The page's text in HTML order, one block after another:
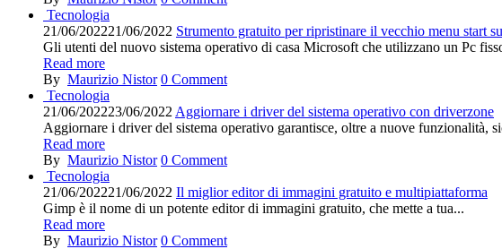
Tecnologia
21/06/202221/06/2022 Strumento gratuito per ripristinare il vecchio menu start
Gli utenti del nuovo sistema operativo di casa Microsoft che utilizzano un Pc
Read more
By Maurizio Nistor 0 Comment
Tecnologia
21/06/202223/06/2022 Aggiornare i driver del sistema operativo con driverzone
Aggiornare i driver del sistema operativo garantisce, oltre a nuove funzionalità,
Read more
By Maurizio Nistor 0 Comment
Tecnologia
21/06/202221/06/2022 Il miglior editor di immagini gratuito e multipiattaforma
Gimp è il nome di un potente editor di immagini gratuito, che mette a tua...
Read more
By Maurizio Nistor 0 Comment